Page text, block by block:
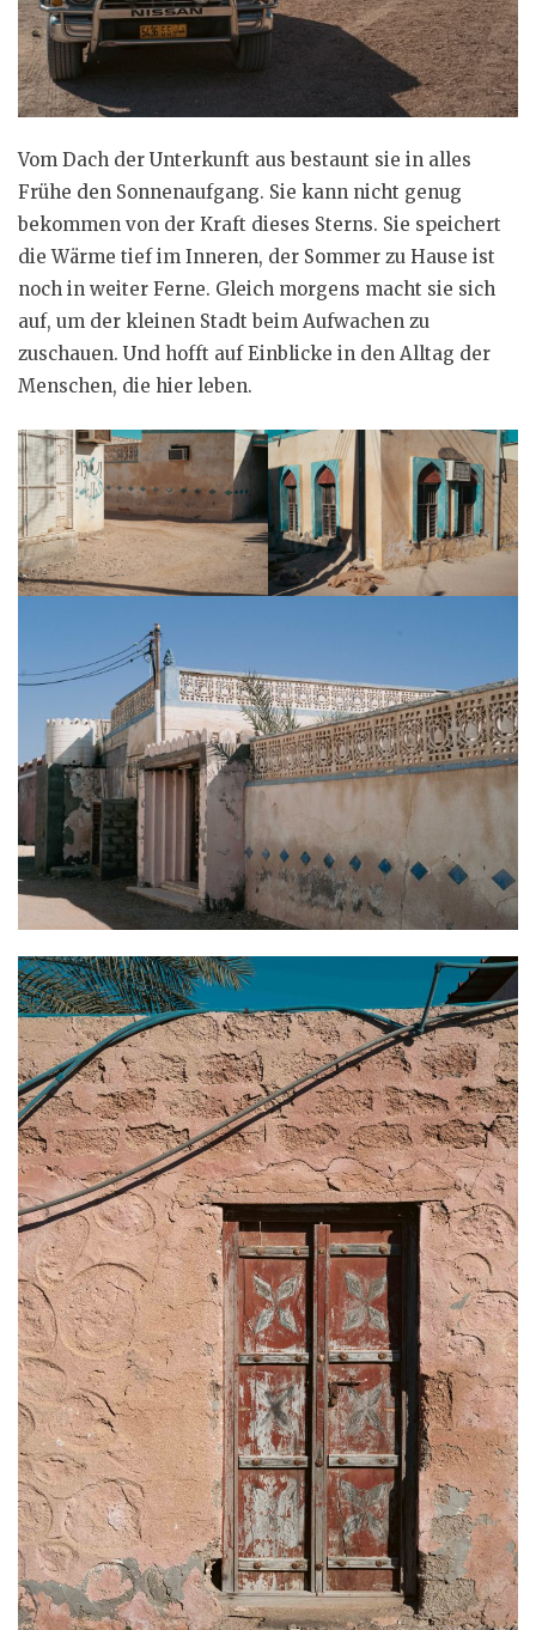
Vom Dach der Unterkunft aus bestaunt sie in alles
Frühe den Sonnenaufgang. Sie kann nicht genug
bekommen von der Kraft dieses Sterns. Sie speichert
die Wärme tief im Inneren, der Sommer zu Hause ist
noch in weiter Ferne. Gleich morgens macht sie sich
auf, um der kleinen Stadt beim Aufwachen zu
zuschauen. Und hofft auf Einblicke in den Alltag der
Menschen, die hier leben.